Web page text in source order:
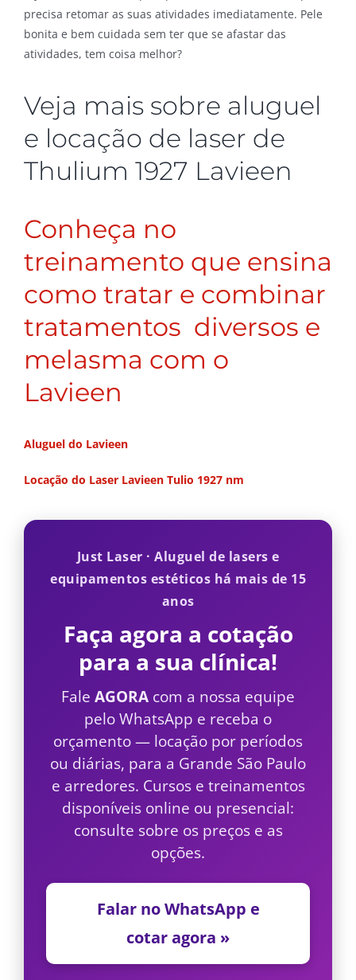
precisa retomar as suas atividades imediatamente. Pele
bonita e bem cuidada sem ter que se afastar das
atividades, tem coisa melhor?
Veja mais sobre aluguel
e locação de laser de
Thulium 1927 Lavieen
Conheça no
treinamento que ensina
como tratar e combinar
tratamentos diversos e
melasma com o
Lavieen
Aluguel do Lavieen
Locação do Laser Lavieen Tulio 1927 nm
Just Laser · Aluguel de lasers e
equipamentos estéticos há mais de 15
anos
Faça agora a cotação
para a sua clínica!
Fale AGORA com a nossa equipe
pelo WhatsApp e receba o
orçamento — locação por períodos
ou diárias, para a Grande São Paulo
e arredores. Cursos e treinamentos
disponíveis online ou presencial:
consulte sobre os preços e as
opções.
Falar no WhatsApp e
cotar agora »